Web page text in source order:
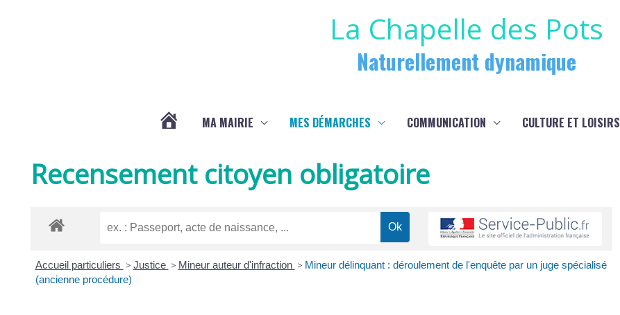
La Chapelle des Pots
Naturellement dynamique
DE
LA
MA MAIRIE MES DÉMARCHES COMMUNICATION CULTURE ET LOISIRS
Recensement citoyen obligatoire
Accueil particuliers > Justice > Mineur auteur d'infraction > Mineur délinquant : déroulement de l'enquête par un juge spécialisé
(ancienne procédure)